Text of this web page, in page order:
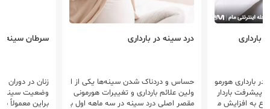
ﺑﺎرداری هورمو
پیشرفت باردار
به افزایش م
درد سینه در بارداری
حساس و دردناک شدن سینه‌ها یکی از ا
ولین علائم بارداری و تغییرات هورمونی
مقصر اصلی درد ﺳﯿﻨﻪ در ﺳﻪ ﻣﺎﻫﻪ اول ﺑ
سرطان سینه
زنان در
وضعیت
براین معمولاً